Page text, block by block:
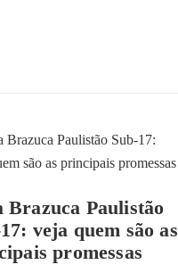
Brazuca Paulistão
veja quem são as
promessas